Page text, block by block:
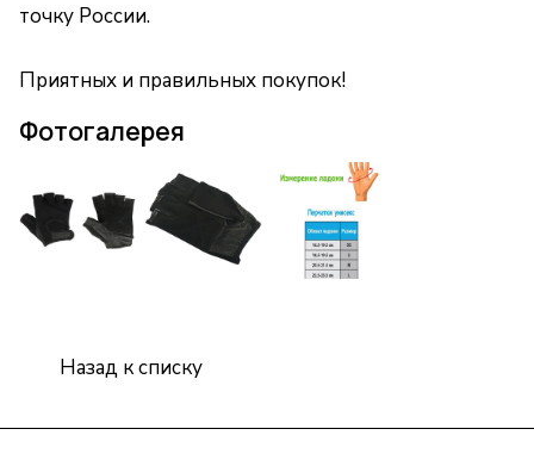
точку России.
Приятных и правильных покупок!
Фотогалерея
Назад к списку